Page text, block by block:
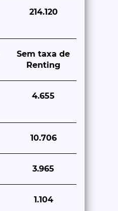
214.120
Sem taxa de
Renting
4.655
10.706
3.965
1.104